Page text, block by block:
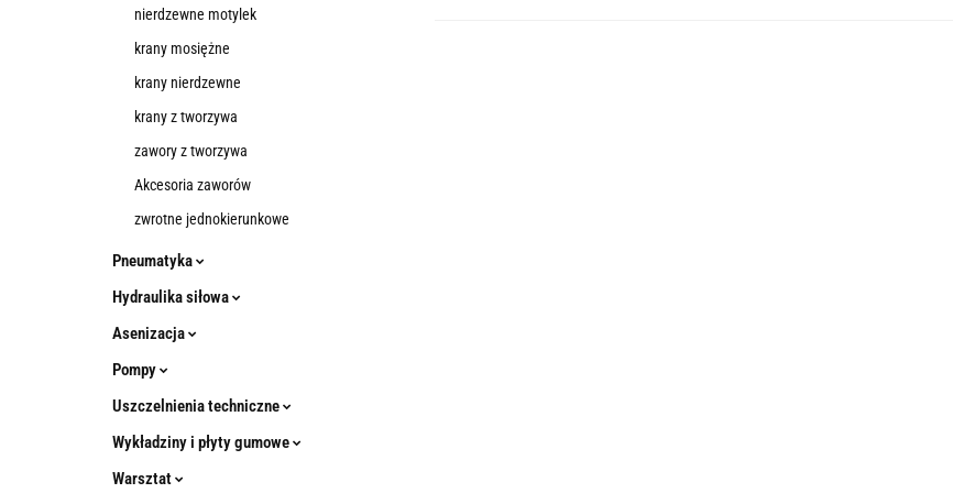
nierdzewne motylek
krany mosiężne
krany nierdzewne
krany z tworzywa
zawory z tworzywa
Akcesoria zaworów
zwrotne jednokierunkowe
Pneumatyka
Hydraulika siłowa
Asenizacja
Pompy
Uszczelnienia techniczne
Wykładziny i płyty gumowe
Warsztat